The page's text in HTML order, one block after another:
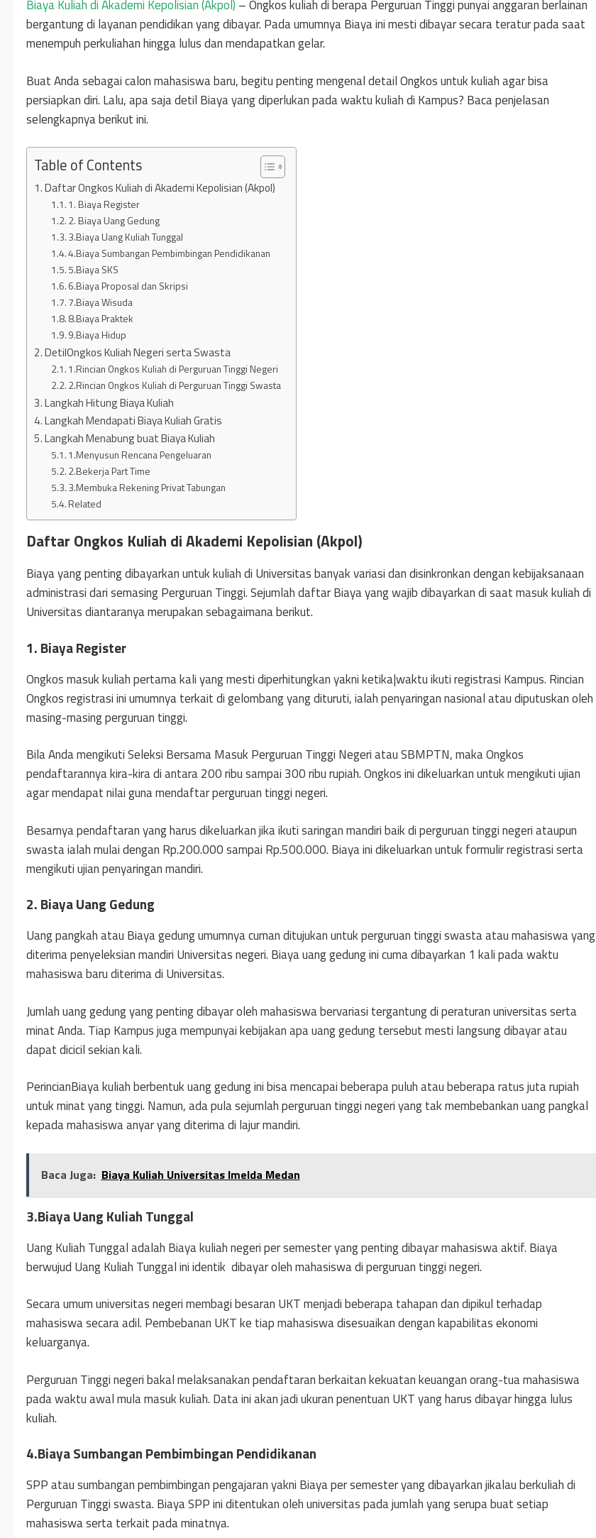
Biaya Kuliah di Akademi Kepolisian (Akpol) – Ongkos kuliah di berapa Perguruan Tinggi punyai anggaran berlainan
bergantung di layanan pendidikan yang dibayar. Pada umumnya Biaya ini mesti dibayar secara teratur pada saat
menempuh perkuliahan hingga lulus dan mendapatkan gelar.
Buat Anda sebagai calon mahasiswa baru, begitu penting mengenal detail Ongkos untuk kuliah agar bisa
persiapkan diri. Lalu, apa saja detil Biaya yang diperlukan pada waktu kuliah di Kampus? Baca penjelasan
selengkapnya berikut ini.
Table of Contents
Daftar Ongkos Kuliah di Akademi Kepolisian (Akpol)
1. Biaya Register
2. Biaya Uang Gedung
3.Biaya Uang Kuliah Tunggal
4.Biaya Sumbangan Pembimbingan Pendidikanan
5.Biaya SKS
6.Biaya Proposal dan Skripsi
7.Biaya Wisuda
8.Biaya Praktek
9.Biaya Hidup
DetilOngkos Kuliah Negeri serta Swasta
1.Rincian Ongkos Kuliah di Perguruan Tinggi Negeri
2.Rincian Ongkos Kuliah di Perguruan Tinggi Swasta
Langkah Hitung Biaya Kuliah
Langkah Mendapati Biaya Kuliah Gratis
Langkah Menabung buat Biaya Kuliah
1.Menyusun Rencana Pengeluaran
2.Bekerja Part Time
3.Membuka Rekening Privat Tabungan
Related
Daftar Ongkos Kuliah di Akademi Kepolisian (Akpol)
Biaya yang penting dibayarkan untuk kuliah di Universitas banyak variasi dan disinkronkan dengan kebijaksanaan
administrasi dari semasing Perguruan Tinggi. Sejumlah daftar Biaya yang wajib dibayarkan di saat masuk kuliah di
Universitas diantaranya merupakan sebagaimana berikut.
1. Biaya Register
Ongkos masuk kuliah pertama kali yang mesti diperhitungkan yakni ketika|waktu ikuti registrasi Kampus. Rincian
Ongkos registrasi ini umumnya terkait di gelombang yang dituruti, ialah penyaringan nasional atau diputuskan oleh
masing-masing perguruan tinggi.
Bila Anda mengikuti Seleksi Bersama Masuk Perguruan Tinggi Negeri atau SBMPTN, maka Ongkos
pendaftarannya kira-kira di antara 200 ribu sampai 300 ribu rupiah. Ongkos ini dikeluarkan untuk mengikuti ujian
agar mendapat nilai guna mendaftar perguruan tinggi negeri.
Besarnya pendaftaran yang harus dikeluarkan jika ikuti saringan mandiri baik di perguruan tinggi negeri ataupun
swasta ialah mulai dengan Rp.200.000 sampai Rp.500.000. Biaya ini dikeluarkan untuk formulir registrasi serta
mengikuti ujian penyaringan mandiri.
2. Biaya Uang Gedung
Uang pangkah atau Biaya gedung umumnya cuman ditujukan untuk perguruan tinggi swasta atau mahasiswa yang
diterima penyeleksian mandiri Universitas negeri. Biaya uang gedung ini cuma dibayarkan 1 kali pada waktu
mahasiswa baru diterima di Universitas.
Jumlah uang gedung yang penting dibayar oleh mahasiswa bervariasi tergantung di peraturan universitas serta
minat Anda. Tiap Kampus juga mempunyai kebijakan apa uang gedung tersebut mesti langsung dibayar atau
dapat dicicil sekian kali.
PerincianBiaya kuliah berbentuk uang gedung ini bisa mencapai beberapa puluh atau beberapa ratus juta rupiah
untuk minat yang tinggi. Namun, ada pula sejumlah perguruan tinggi negeri yang tak membebankan uang pangkal
kepada mahasiswa anyar yang diterima di lajur mandiri.
Baca Juga: Biaya Kuliah Universitas Imelda Medan
3.Biaya Uang Kuliah Tunggal
Uang Kuliah Tunggal adalah Biaya kuliah negeri per semester yang penting dibayar mahasiswa aktif. Biaya
berwujud Uang Kuliah Tunggal ini identik dibayar oleh mahasiswa di perguruan tinggi negeri.
Secara umum universitas negeri membagi besaran UKT menjadi beberapa tahapan dan dipikul terhadap
mahasiswa secara adil. Pembebanan UKT ke tiap mahasiswa disesuaikan dengan kapabilitas ekonomi
keluarganya.
Perguruan Tinggi negeri bakal melaksanakan pendaftaran berkaitan kekuatan keuangan orang-tua mahasiswa
pada waktu awal mula masuk kuliah. Data ini akan jadi ukuran penentuan UKT yang harus dibayar hingga lulus
kuliah.
4.Biaya Sumbangan Pembimbingan Pendidikanan
SPP atau sumbangan pembimbingan pengajaran yakni Biaya per semester yang dibayarkan jikalau berkuliah di
Perguruan Tinggi swasta. Biaya SPP ini ditentukan oleh universitas pada jumlah yang serupa buat setiap
mahasiswa serta terkait pada minatnya.